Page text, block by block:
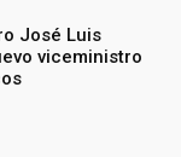
José Luis
viceministro